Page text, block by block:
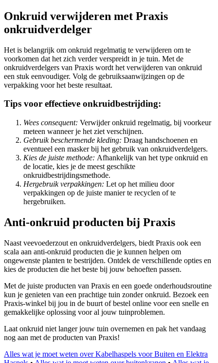
Onkruid verwijderen met Praxis
onkruidverdelger
Het is belangrijk om onkruid regelmatig te verwijderen om te
voorkomen dat het zich verder verspreidt in je tuin. Met de
onkruidverdelgers van Praxis wordt het verwijderen van onkruid
een stuk eenvoudiger. Volg de gebruiksaanwijzingen op de
verpakking voor het beste resultaat.
Tips voor effectieve onkruidbestrijding:
Wees consequent: Verwijder onkruid regelmatig, bij voorkeur
meteen wanneer je het ziet verschijnen.
Gebruik beschermende kleding: Draag handschoenen en
eventueel een masker bij het gebruik van onkruidverdelgers.
Kies de juiste methode: Afhankelijk van het type onkruid en
de locatie, kies je de meest geschikte
onkruidbestrijdingsmethode.
Hergebruik verpakkingen: Let op het milieu door
verpakkingen op de juiste manier te recyclen of te
hergebruiken.
Anti-onkruid producten bij Praxis
Naast veevoederzout en onkruidverdelgers, biedt Praxis ook een
scala aan anti-onkruid producten die je kunnen helpen om
ongewenste planten te bestrijden. Ontdek de verschillende opties en
kies de producten die het beste bij jouw behoeften passen.
Met de juiste producten van Praxis en een goede onderhoudsroutine
kun je genieten van een prachtige tuin zonder onkruid. Bezoek een
Praxis-winkel bij jou in de buurt of bestel online voor een snelle en
gemakkelijke oplossing voor al jouw tuinproblemen.
Laat onkruid niet langer jouw tuin overnemen en pak het vandaag
nog aan met de producten van Praxis!
Alles wat je moet weten over Kabelhaspels voor Buiten en Elektra